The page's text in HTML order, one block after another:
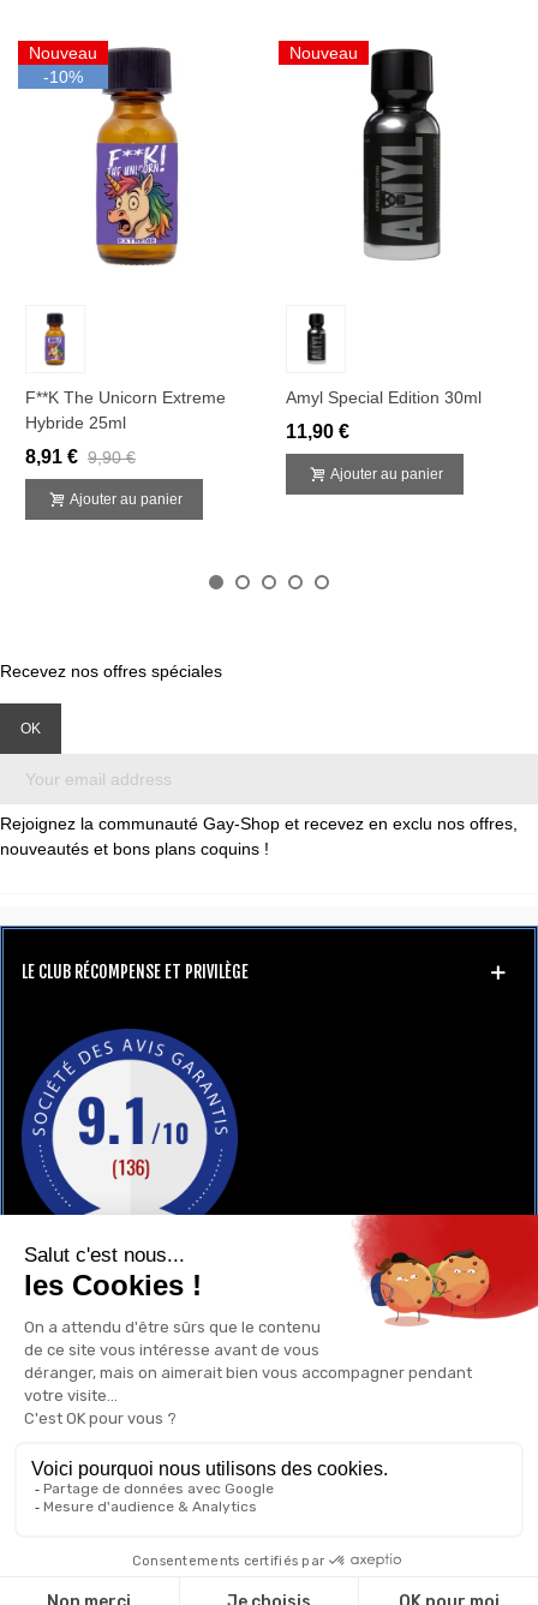
Nouveau
-10%
F**k The Unicorn Extreme
Hybride 25ml
8,91 € 9,90 €
Ajouter au panier
Nouveau
Amyl Special Edition 30ml
11,90 €
Ajouter au panier
Recevez nos offres spéciales
Rejoignez la communauté Gay-Shop et recevez en exclu nos offres,
nouveautés et bons plans coquins !
LE CLUB RÉCOMPENSE ET PRIVILÈGE
UN RENSEIGNEMENT ?
POURQUOI ACHETER CHEZ NOUS ?